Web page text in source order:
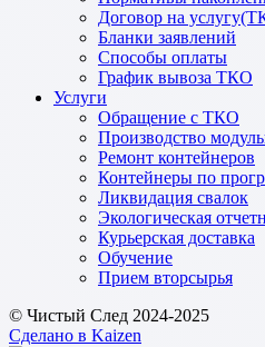
Договор на
Бланки заявлений
Способы оплаты
График вывоза ТКО
Услуги
Обращение с ТКО
Производство
Ремонт контейнеров
Контейнеры по
Ликвидация свалок
Экологическая
Курьерская доставка
Обучение
Прием вторсырья
© Чистый След 2024-2025
Сделано в Kaizen